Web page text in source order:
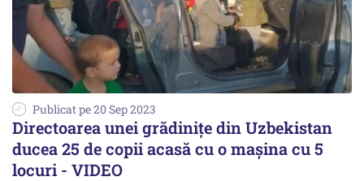
Publicat pe 20 Sep 2023
Directoarea unei grădinițe din Uzbekistan
ducea 25 de copii acasă cu o mașina cu 5
locuri - VIDEO